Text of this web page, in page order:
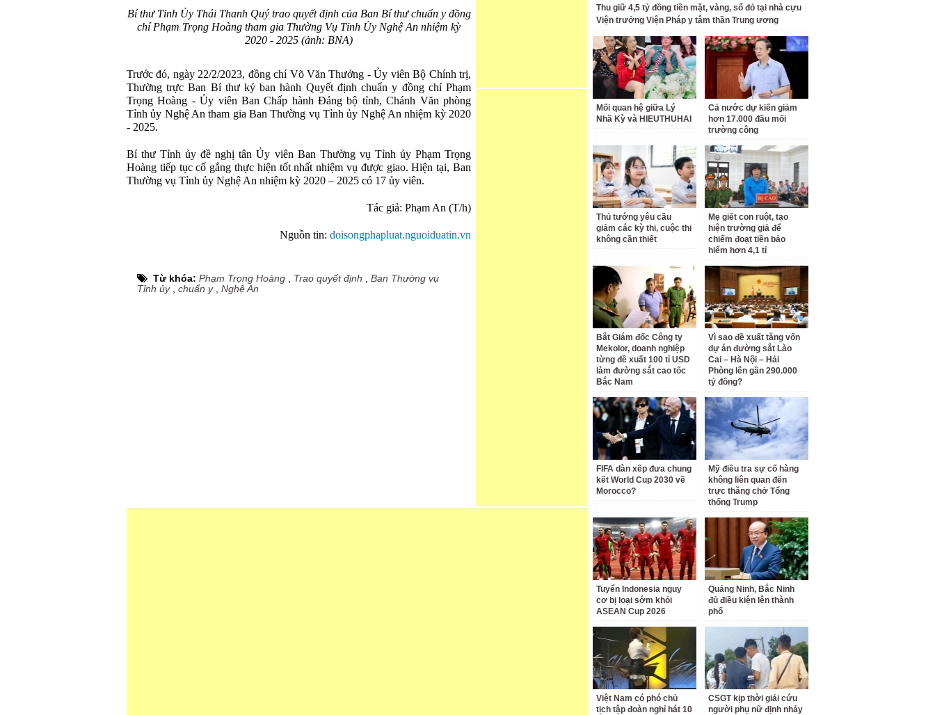
Bí thư Tỉnh Ủy Thái Thanh Quý trao quyết định của Ban Bí thư chuẩn y đồng
chí Phạm Trọng Hoàng tham gia Thường Vụ Tỉnh Ủy Nghệ An nhiệm kỳ
2020 - 2025 (ảnh: BNA)
Trước đó, ngày 22/2/2023, đồng chí Võ Văn Thưởng - Ủy viên Bộ Chính trị,
Thường trực Ban Bí thư ký ban hành Quyết định chuẩn y đồng chí Phạm
Trọng Hoàng - Ủy viên Ban Chấp hành Đảng bộ tỉnh, Chánh Văn phòng
Tỉnh ủy Nghệ An tham gia Ban Thường vụ Tỉnh ủy Nghệ An nhiệm kỳ 2020
- 2025.
Bí thư Tỉnh ủy đề nghị tân Ủy viên Ban Thường vụ Tỉnh ủy Phạm Trọng
Hoàng tiếp tục cố gắng thực hiện tốt nhất nhiệm vụ được giao. Hiện tại, Ban
Thường vụ Tỉnh ủy Nghệ An nhiệm kỳ 2020 – 2025 có 17 ủy viên.
Tác giả: Phạm An (T/h)
Nguồn tin: doisongphapluat.nguoiduatin.vn
Từ khóa: Phạm Trọng Hoàng Trao quyết định
Ban Thường vụ
Tỉnh ủy, chuẩn y, Nghệ An
Thu giữ 4,5 tỷ đồng tiền mặt, vàng, sổ đỏ tại nhà cựu
Viện trưởng Viện Pháp y tâm thần Trung ương
Mối quan hệ giữa Lý
Nhã Kỳ và HIEUTHUHAI
Cả nước dự kiến giảm
hơn 17.000 đầu mối
trường công
Thủ tướng yêu cầu
giảm các kỳ thi, cuộc thi
không cần thiết
Mẹ giết con ruột, tạo
hiện trường giả để
chiếm đoạt tiền bảo
hiểm hơn 4,1 tỉ
Bắt Giám đốc Công ty
Mekolor, doanh nghiệp
từng đề xuất 100 tỉ USD
làm đường sắt cao tốc
Bắc Nam
Vì sao đề xuất tăng vốn
dự án đường sắt Lào
Cai – Hà Nội – Hải
Phòng lên gần 290.000
tỷ đồng?
FIFA dàn xếp đưa chung
kết World Cup 2030 về
Morocco?
Mỹ điều tra sự cố hàng
không liên quan đến
trực thăng chở Tổng
thống Trump
Tuyển Indonesia nguy
cơ bị loại sớm khỏi
ASEAN Cup 2026
Quảng Ninh, Bắc Ninh
đủ điều kiện lên thành
phố
Việt Nam có phó chủ
tịch tập đoàn nghỉ hát 10
CSGT kịp thời giải cứu
người phụ nữ định nhảy